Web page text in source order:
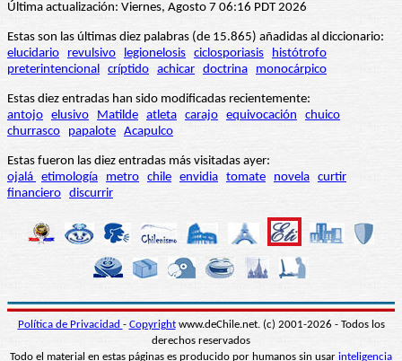
Última actualización: Viernes, Agosto 7 06:16 PDT 2026
Estas son las últimas diez palabras (de 15.865) añadidas al diccionario:
elucidario
revulsivo legionelosis ciclosporiasis
histótrofo
preterintencional críptido achicar doctrina monocárpico
Estas diez entradas han sido modificadas recientemente:
antojo elusivo Matilde atleta carajo equivocación
chuico
churrasco
papalote Acapulco
Estas fueron las diez entradas más visitadas ayer:
ojalá etimología metro chile envidia tomate novela curtir
financiero discurrir
Política de Privacidad - Copyrightwww.deChile.net. (c) 2001-2026 - Todos los
derechos reservados
Todo el material en estas páginas es producido por humanos sin usar inteligencia